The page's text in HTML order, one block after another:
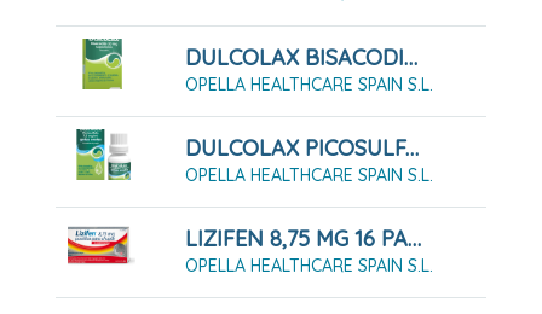
DULCOLAX BISACODILO 10 Mg, 6 Supositorios
OPELLA HEALTHCARE SPAIN S.L.
DULCOLAX PICOSULFATO 7,5 MG/ML GOTAS ORALES 30 ML
OPELLA HEALTHCARE SPAIN S.L.
LIZIFEN 8,75 MG 16 PASTILLAS PARA CHUPAR Sabor Miel Y Limón
OPELLA HEALTHCARE SPAIN S.L.